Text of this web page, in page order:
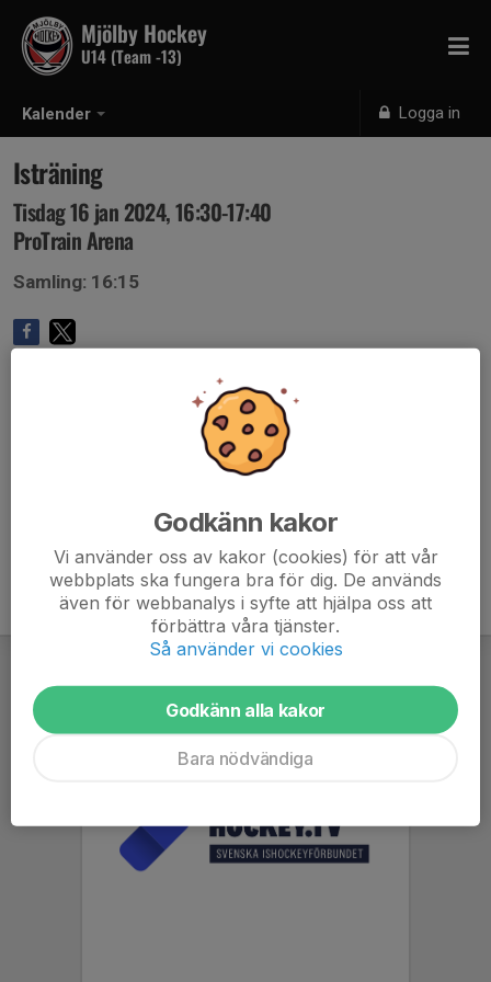
Kalender Logga in
Mjölby Hockey
U14 (Team -13)
Isträning
Tisdag 16 jan 2024, 16:30-17:40
ProTrain Arena
Samling: 16:15
Godkänn kakor
Vi använder oss av kakor (cookies) för att vår
webbplats ska fungera bra för dig. De används
även för webbanalys i syfte att hjälpa oss att
förbättra våra tjänster.
Så använder vi cookies
Godkänn alla kakor
Bara nödvändiga